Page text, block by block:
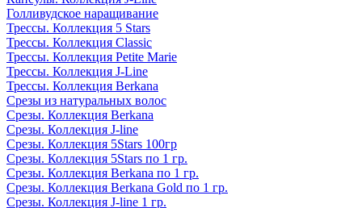
Голливудское наращивание
Трессы. Коллекция 5 Stars
Трессы. Коллекция Classic
Трессы. Коллекция Petite Marie
Трессы. Коллекция J-Line
Трессы. Коллекция Berkana
Срезы из натуральных волос
Срезы. Коллекция Berkana
Срезы. Коллекция J-line
Срезы. Коллекция 5Stars 100гр
Срезы. Коллекция 5Stars по 1 гр.
Срезы. Коллекция Berkana по 1 гр.
Срезы. Коллекция Berkana Gold по 1 гр.
Срезы. Коллекция J-line 1 гр.